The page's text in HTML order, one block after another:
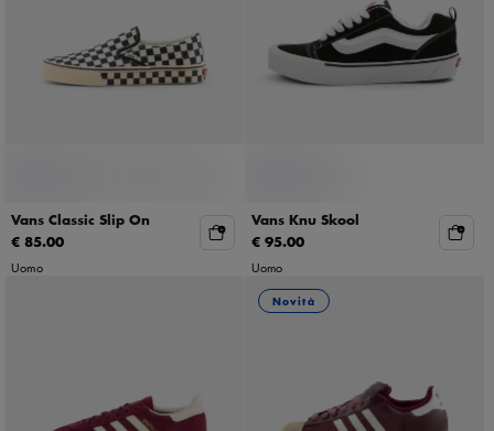
Vans Classic Slip On
€ 85.00
Uomo
Vans Knu Skool
€ 95.00
Uomo
Novità